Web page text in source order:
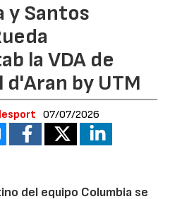
y Santos
la VDA de
d'Aran by UTM
07/07/2026
del equipo Columbia se